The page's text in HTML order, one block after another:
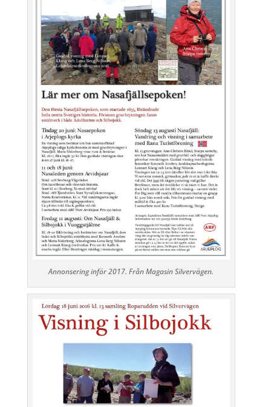
Annonsering inför 2017. Från Magasin Silvervägen.